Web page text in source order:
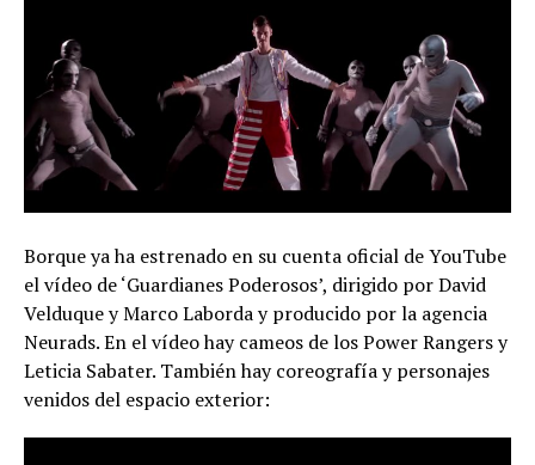
Borque ya ha estrenado en su cuenta oficial de YouTube
el vídeo de ‘Guardianes Poderosos’, dirigido por David
Velduque y Marco Laborda y producido por la agencia
Neurads. En el vídeo hay cameos de los Power Rangers y
Leticia Sabater. También hay coreografía y personajes
venidos del espacio exterior: